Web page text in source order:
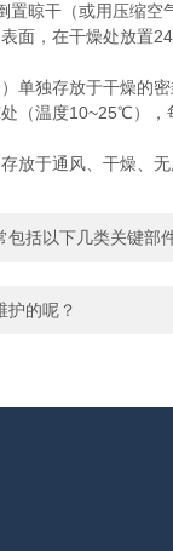
晾干（或用压缩空
，在干燥处放置
独存放于干燥的密
温度10~25℃），
于通风、干燥、无
包括以下几类关键部
护的呢？